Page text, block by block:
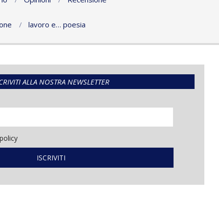
lavoro e… poesia
ALLA NOSTRA NEWSLETTER